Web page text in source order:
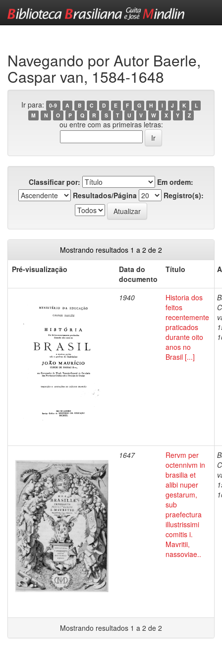
Navegando por Autor Baerle,
Caspar van, 1584-1648
Ir para: 0-9 A B C D E F G H I J K
L
M
N O P Q R S T U V W X Y Z
ou entre com as primeiras letras:
Classificar por:
Em ordem:
Resultados/Página
Registro(s):
Mostrando resultados 1 a 2 de 2
Pré-visualização
Data do
documento
Título
1940
Historia dos
feitos
recentemente
praticados
durante oito
anos no
Brasil [...]
1647
Rervm per
octennivm in
brasilia et
alibi nuper
gestarum,
sub
praefectura
illustrissimi
comitis i.
Mavritii,
nassoviae..
Mostrando resultados 1 a 2 de 2